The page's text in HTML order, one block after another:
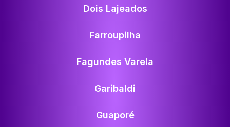
Dois Lajeados
Farroupilha
Fagundes Varela
Garibaldi
Guaporé